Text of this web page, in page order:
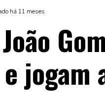
há 11 meses
jogam